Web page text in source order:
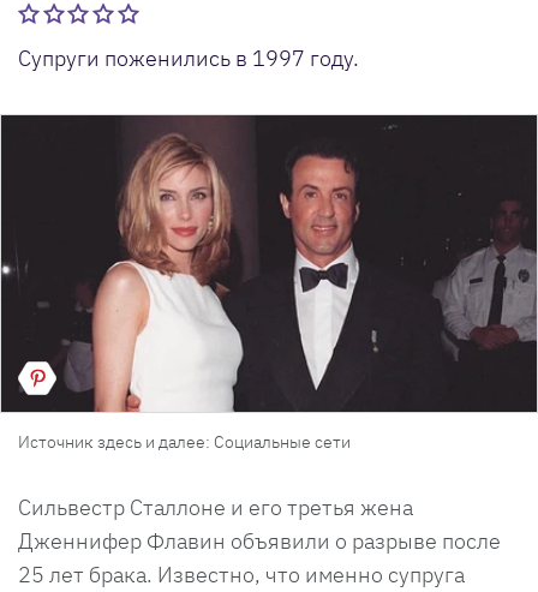
Супруги поженились в 1997 году.
Источник здесь и далее: Социальные сети
Сильвестр Сталлоне и его третья жена
Дженнифер Флавин объявили о разрыве после
25 лет брака. Известно, что именно супруга